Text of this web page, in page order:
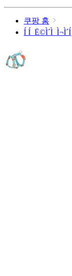
쿠팡 홈
Í Í Ë©Ì´Ì  Ì¬Ì´Í¸